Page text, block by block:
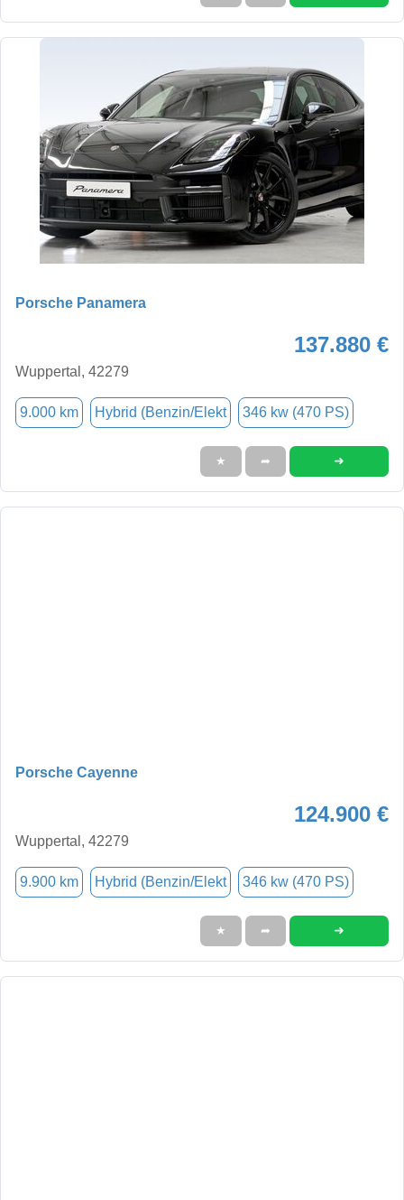
Porsche Panamera
137.880 €
Wuppertal, 42279
9.000 km Hybrid (Benzin/Elekt 346 kw (470 PS)
★ ➦ ➜
Porsche Cayenne
124.900 €
Wuppertal, 42279
9.900 km Hybrid (Benzin/Elekt 346 kw (470 PS)
★ ➦ ➜